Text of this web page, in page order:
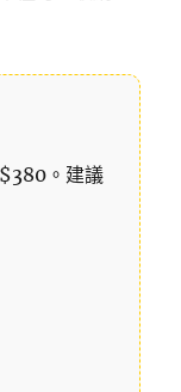
。建議